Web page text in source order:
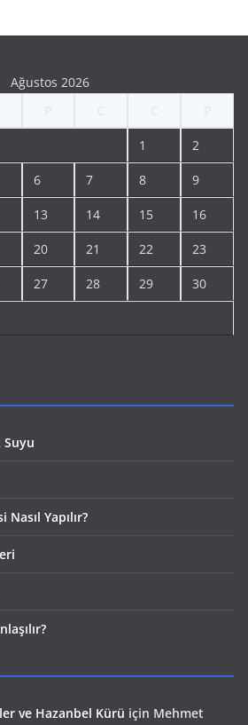
Ağustos 2026
1 2
6 7 8 9
13 14 15 16
20 21 22 23
27 28 29 30
Yapılır?
ve Hazanbel Kürü için Mehmet